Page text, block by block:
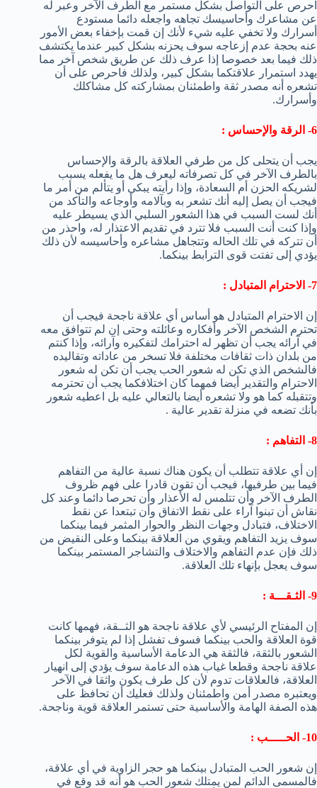
احرص على التواصل بشكل مستمر مع الطرف الآخر وعبر له
عن مشاعرك وأحاسيسك تجاهه واجعله دائما مستودع
أسرارك ولا تخفي عليه شيء لأنك إن قمت بإخفاء بعض الأمور
عنه بحجة عدم إزعاجه سوف يحزنه بشكل كبير عندما يكتشف
ذلك فيما بعد خصوصا إذا عرف ذلك عن طريق شخص آخر مما
يهدد استمرار علاقتكما بشكل كبير، ولذلك فاحرص على أن
تشعره أنه مصدر ثقة واطمئنان بمشاركته كل مشاكلك
وأسرارك.
6- الرقة والإحساس :
يجب أن يتحلى كل من طرفي العلاقة بالرقة والإحساس
بالطرف الآخر في كل تصرفاته ليعرف هل ما يفعله يسبب
لشريكه الحزن أم السعادة، وإذا رأيته يبكي أو يتألم من أمر ما
فيجب أن يصل إليه أنك تشعر به وبآلامه وأوجاعه والتأكد من
أنك لست السبب في هذا الشعور السلبي الذي يسيطر عليه
وإذا كنت أنت السبب فلا تترد في تقديم الاعتذار له، واحذر من
أن تتركه في تلك الحاله وتتجاهل مشاعره وأحاسيسه لأن ذلك
يؤدي إلى تفتت قوى الترابط بينكما.
7- الاحترام المتبادل :
إن الاحترام المتبادل هو أساس أي علاقة ناجحة فيجب أن
تحترم الشخص الآخر وأفكاره وعائلته وحتى إن لم تتوافق معه
في آرائه يجب أن تظهر له احترامك لتفكيره وآرائه، وإذا كنتم
من بلدان ذات ثقافات مختلفة فلا تسخر من عاداته وتقاليده
فالشخص الذي تكن له شعور الحب يجب أن تكن له شعور
الاحترام والتقدير أيضا فمهما كان اختلافكما يجب أن تحترمه
وتتقبله كما هو ولا تشعره أيضا بالتعالي عليه بل اعطيه شعور
بأنك تضعه في منزلة تقدير عالية .
8- التفاهم :
إن أي علاقة تتطلب أن يكون هناك نسبة عالية من التفاهم
فيما بين طرفيها، فيجب أن تقون قادرا على فهم ظروف
الطرف الآخر وأن تتلمس له الأعذار وأن تحرصا دائما وعند كل
نقاش أن تبنوا آراء على نقط الاتفاق وأن تبتعدا عن نقط
الاختلاف، فتبادل وجهات النظر والحوار المثمر فيما بينكما
سوف يزيد التفاهم ويقوي من العلاقة بينكما وعلى النقيض من
ذلك فإن عدم التفاهم والاختلاف والتشاجر المستمر بينكما
سوف يعجل بإنهاء تلك العلاقة.
9- الثـقـــة :
إن المفتاح الرئيسي لأي علاقة ناجحة هو الثــقة، فهمها كانت
قوة العلاقة والحب بينكما فسوف تفشل إذا لم يتوفر بينكما
الشعور بالثقة، فالثقة هي الدعامة الأساسية والقوية لكل
علاقة ناجحة وقطعا غياب هذه الدعامة سوف يؤدي إلى انهيار
العلاقة، فالعلاقات تدوم لأن كل طرف يكون واثقا في الآخر
ويعتبره مصدر أمن واطمئنان ولذلك فعليك أن تحافظ على
هذه الصفة الهامة والأساسية حتى تستمر العلاقة قوية وناجحة.
10- الحـــــب :
إن شعور الحب المتبادل بينكما هو حجر الزاوية في أي علاقة،
فالمسمى الدائم لمن يمتلك شعور الحب هو أنه قد وقع في